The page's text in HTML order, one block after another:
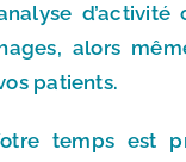
alors
patients.
temps est